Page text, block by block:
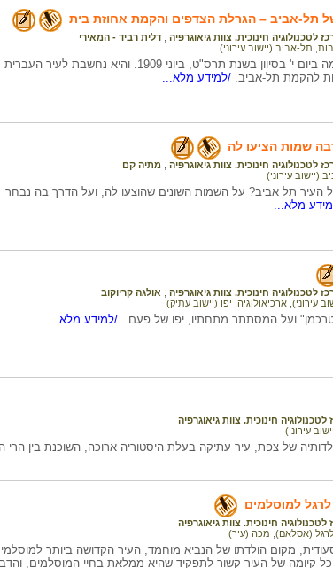
תל-אביב – הגרלת הצדפים והקמת אחוזת בית
לטכנולוגיה חינוכית. צוות גיאוגרפיה ,דלית רביד - המאירי
תל-אביב (יישוב עירוני)
העיר תל-אביב הוקמה ביום י' בסיוון בשנת תרס"ט, ביוני 1909. והיא נחשבת לעיר העברית
להקמת תל-אביב. /למידע מלא...
שמות הציעו לה
לטכנולוגיה חינוכית. צוות גיאוגרפיה
מתיה קם
(יישוב עירוני)
תל אביב? על השמות השונים שהוצעו לה, ועל הדרך בה נבחר
מלא...
לטכנולוגיה חינוכית. צוות גיאוגרפיה
אולגה קריוקוב
עירוני) ארכיאולוגיה יפו (יישוב עתיק)
ועל המסתתר מתחתיו, יפו של פעם. /למידע מלא...
חינוכית. צוות גיאוגרפיה
עירוני)
של צפת, עיר עתיקה בעלת היסטוריה ארוכה, השוכנת בין הרי
למוסלמים
חינוכית. צוות גיאוגרפיה
לרגל (אסלאם) מכה (עיר)
כל קיומה של העיר קשור לתפקיד שהיא ממלאת בחיי המוסלמים,